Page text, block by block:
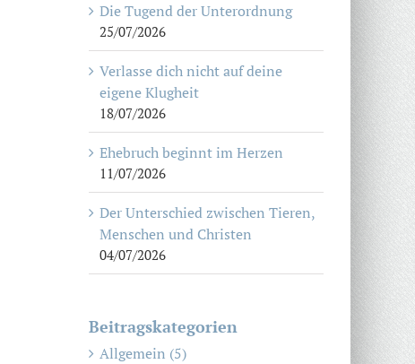
Die Tugend der Unterordnung
25/07/2026
Verlasse dich nicht auf deine
eigene Klugheit
18/07/2026
Ehebruch beginnt im Herzen
11/07/2026
Der Unterschied zwischen Tieren,
Menschen und Christen
04/07/2026
Beitragskategorien
Allgemein (5)